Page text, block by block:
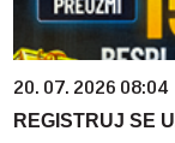
20. 07. 2026 08:04
REGISTRUJ SE